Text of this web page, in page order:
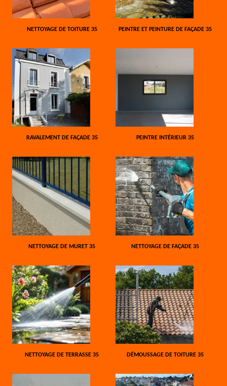
NETTOYAGE DE TOITURE 35 PEINTRE ET PEINTURE DE FAÇADE 35
RAVALEMENT DE FAÇADE 35 PEINTRE INTÉRIEUR 35
NETTOYAGE DE MURET 35 NETTOYAGE DE FAÇADE 35
NETTOYAGE DE TERRASSE 35 DÉMOUSSAGE DE TOITURE 35